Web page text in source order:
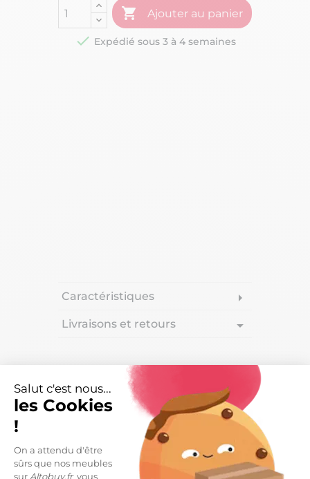
Salut c'est nous...
les Cookies
!
On a attendu d'être
sûrs que nos meubles
sur Altobuy.frvous
 Ajouter au panier
 Expédié sous 3 à 4 semaines
Caractéristiques arrow_right
Livraisons et retours arrow_drop_down
DESCRIPTION
Lit 160x200 avec rangements aspect bois et blanc -
Redéfinissez l'organisation de votre espace avec ce
modèle "tout-en-un" est la réponse parfaite aux
besoins de stockage modernes sans sacrifier